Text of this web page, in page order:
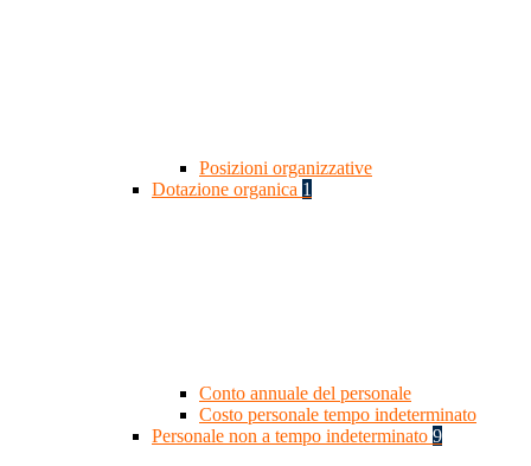
Posizioni organizzative
Dotazione organica 1
Conto annuale del personale
Costo personale tempo indeterminato
Personale non a tempo indeterminato 9